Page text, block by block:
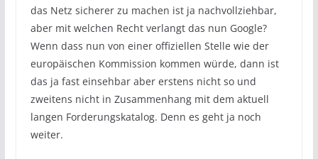
das Netz sicherer zu machen ist ja nachvollziehbar,
aber mit welchen Recht verlangt das nun Google?
Wenn dass nun von einer offiziellen Stelle wie der
europäischen Kommission kommen würde, dann ist
das ja fast einsehbar aber erstens nicht so und
zweitens nicht in Zusammenhang mit dem aktuell
langen Forderungskatalog. Denn es geht ja noch
weiter.